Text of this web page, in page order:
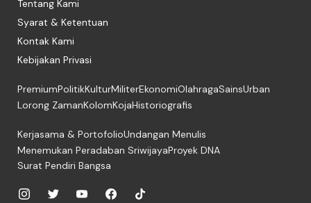
Tentang Kami
Syarat & Ketentuan
Kontak Kami
Kebijakan Privasi
PremiumPolitikKulturMiliterEkonomiOlahragaSainsUrban
Lorong ZamanKolomKojaHistoriografis
Kerjasama & PortofolioUndangan Menulis
Menemukan Peradaban SriwijayaProyek DNA
Surat Pendiri Bangsa